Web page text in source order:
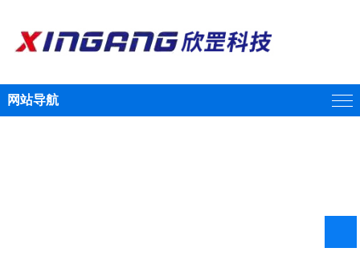
网站导航